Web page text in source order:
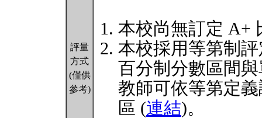
評量
方式
(僅供
參考)
本校尚無訂定 A+
本校採用等第制
百分制分數區間
教師可依等第定
區 (連結)。